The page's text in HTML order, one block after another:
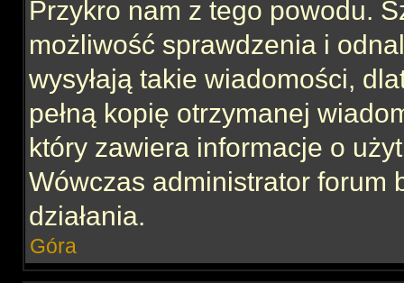
Przykro nam z tego powodu.
możliwość sprawdzenia i
wysyłają takie wiadomości,
pełną kopię otrzymanej
który zawiera informacje o
Wówczas administrator forum
działania.
Góra